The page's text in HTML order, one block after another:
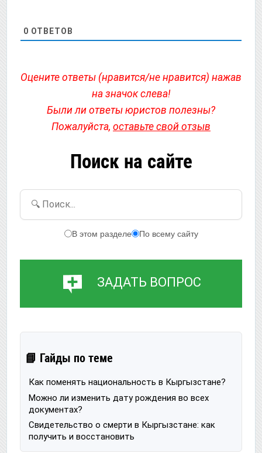
0 ОТВЕТОВ
Оцените ответы (нравится/не нравится) нажав
на значок слева!
Были ли ответы юристов полезны?
Пожалуйста, оставьте свой отзыв
Поиск на сайте
🔍 Поиск...
В этом разделе По всему сайту
ЗАДАТЬ ВОПРОС
📘 Гайды по теме
Как поменять национальность в Кыргызстане?
Можно ли изменить дату рождения во всех
документах?
Свидетельство о смерти в Кыргызстане: как
получить и восстановить